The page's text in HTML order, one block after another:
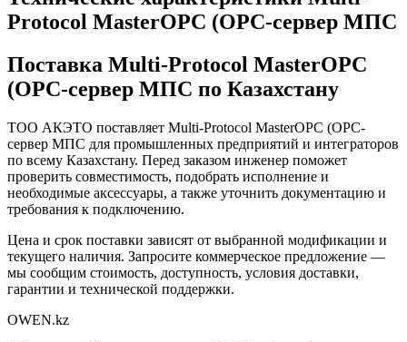
Protocol MasterOPC (OPC-сервер МПС
Поставка Multi-Protocol MasterOPC
(OPC-сервер МПС по Казахстану
ТОО АКЭТО поставляет Multi-Protocol MasterOPC (OPC-
сервер МПС для промышленных предприятий и интеграторов
по всему Казахстану. Перед заказом инженер поможет
проверить совместимость, подобрать исполнение и
необходимые аксессуары, а также уточнить документацию и
требования к подключению.
Цена и срок поставки зависят от выбранной модификации и
текущего наличия. Запросите коммерческое предложение —
мы сообщим стоимость, доступность, условия доставки,
гарантии и технической поддержки.
OWEN.kz